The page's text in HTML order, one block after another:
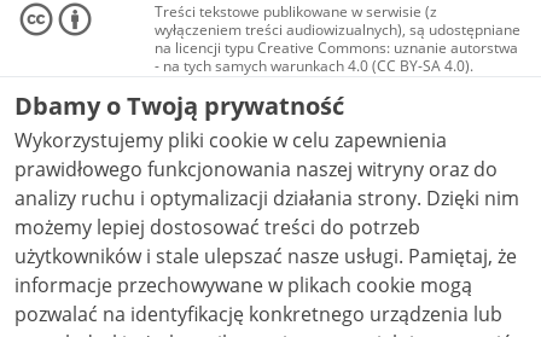
Treści tekstowe publikowane w serwisie (z
wyłączeniem treści audiowizualnych), są udostępniane
na licencji typu Creative Commons: uznanie autorstwa
- na tych samych warunkach 4.0 (CC BY-SA 4.0).
Materiały audiowizualne, w tym zdjęcia, materiały
audio i wideo, są udostępniane na licencji typu
Creative Commons: uznanie autorstwa użycie
niekomercyjne - bez utworów zależnych 4.0 (CC BY-
NC-ND 4.0), o ile nie jest to stwierdzone inaczej.
Dbamy o Twoją prywatność
Wykorzystujemy pliki cookie w celu zapewnienia
prawidłowego funkcjonowania naszej witryny oraz do
analizy ruchu i optymalizacji działania strony. Dzięki nim
możemy lepiej dostosować treści do potrzeb
użytkowników i stale ulepszać nasze usługi. Pamiętaj, że
informacje przechowywane w plikach cookie mogą
pozwalać na identyfikację konkretnego urządzenia lub